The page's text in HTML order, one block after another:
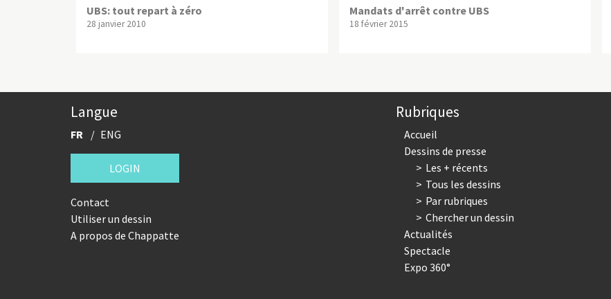
UBS: tout repart à zéro
28 janvier 2010
Mandats d'arrêt contre UBS
18 février 2015
Langue
FR ENG
LOGIN
Contact
Utiliser un dessin
A propos de Chappatte
Rubriques
Accueil
Dessins de presse
Les + récents
Tous les dessins
Par rubriques
Chercher un dessin
Actualités
Spectacle
Expo 360°